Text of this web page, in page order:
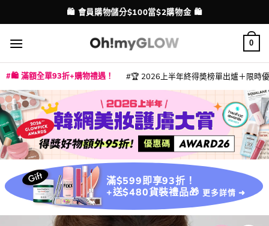
to
content
配送港澳
💳 支援消費券、FPS、八達通、PAYME、信用卡付款
0
🛍️ 滿額全單93折+購物禮遇！ 🏆 2026上半年終得奬榜單出爐＋限時
滿$599即享93折！
+送$480貨裝禮品🎁 更多詳情 ➜